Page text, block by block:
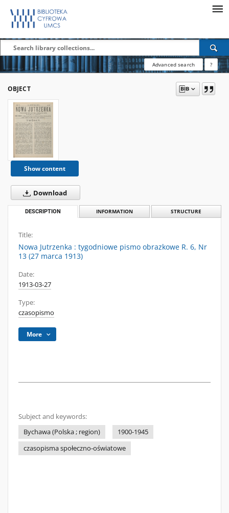
Advanced search ?
OBJECT
Show content
Download
DESCRIPTION INFORMATION STRUCTURE
Title:
Nowa Jutrzenka : tygodniowe pismo obrazkowe R. 6, Nr
13 (27 marca 1913)
Date:
1913-03-27
Type:
czasopismo
More
Subject and keywords:
Bychawa (Polska ; region)
1900-1945
czasopisma społeczno-oświatowe